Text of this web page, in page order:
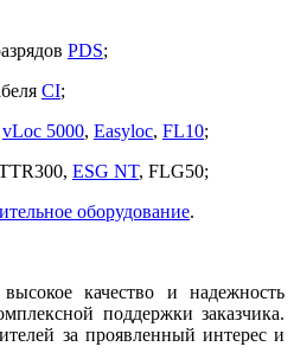
PDS;
CI;
vLoc 5000, Easyloc, FL10;
ESG NT, FLG50;
оборудование.
качество и надежность
поддержки заказчика.
за проявленный интерес и